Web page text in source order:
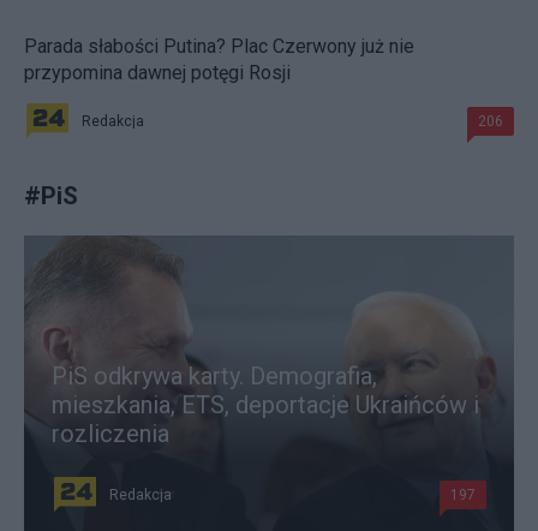
Parada słabości Putina? Plac Czerwony już nie
przypomina dawnej potęgi Rosji
Redakcja 206
#PiS
PiS odkrywa karty. Demografia,
mieszkania, ETS, deportacje Ukraińców i
rozliczenia
Redakcja 197